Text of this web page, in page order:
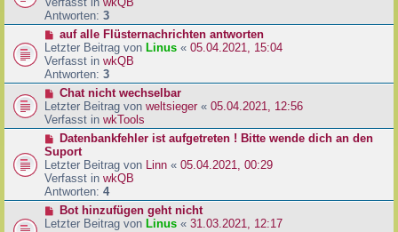
i
t
a
g
e
r
B
e
i
t
a
g
Antworten: 3
N
e
u
e
r
B
e
i
r
a
g
auf alle Flüsternachrichten antworten
Letzter Beitrag von Linus « 05.04.2021, 15:04
Verfasst in wkQB
Antworten: 3
N
e
u
e
B
e
i
t
a
Chat nicht wechselbar
Letzter Beitrag von weltsieger « 05.04.2021, 12:56
Verfasst in wkTools
N
e
u
e
r
B
e
Datenbankfehler ist aufgetreten ! Bitte wende dich an den
Suport
Letzter Beitrag von Linn « 05.04.2021, 00:29
Verfasst in wkQB
Antworten: 4
N
e
Bot hinzufügen geht nicht
Letzter Beitrag von Linus « 31.03.2021, 12:17